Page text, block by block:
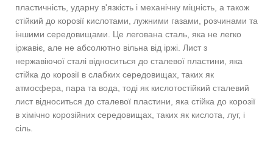
пластичність, ударну в'язкість і механічну міцність, а також
стійкий до корозії кислотами, лужними газами, розчинами та
іншими середовищами. Це легована сталь, яка не легко
іржавіє, але не абсолютно вільна від іржі. Лист з
нержавіючої сталі відноситься до сталевої пластини, яка
стійка до корозії в слабких середовищах, таких як
атмосфера, пара та вода, тоді як кислотостійкий сталевий
лист відноситься до сталевої пластини, яка стійка до корозії
в хімічно корозійних середовищах, таких як кислота, луг, і
сіль.